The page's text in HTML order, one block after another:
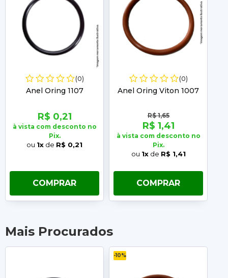
(0)
Anel Oring 1107
R$ 0,21
à vista com desconto no
Pix.
ou 1x de R$ 0,21
COMPRAR
(0)
Anel Oring Viton 1007
R$ 1,65
R$ 1,41
à vista com desconto no
Pix.
ou 1xde R$ 1,41
COMPRAR
Mais Procurados
-10%